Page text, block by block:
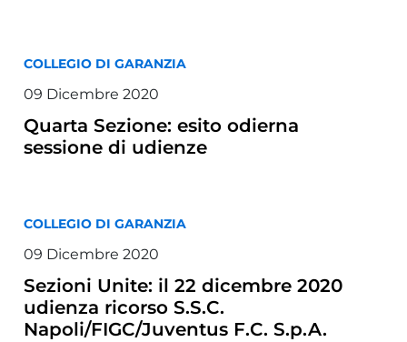
COLLEGIO DI GARANZIA
09 Dicembre 2020
Quarta Sezione: esito odierna
sessione di udienze
COLLEGIO DI GARANZIA
09 Dicembre 2020
Sezioni Unite: il 22 dicembre 2020
udienza ricorso S.S.C.
Napoli/FIGC/Juventus F.C. S.p.A.